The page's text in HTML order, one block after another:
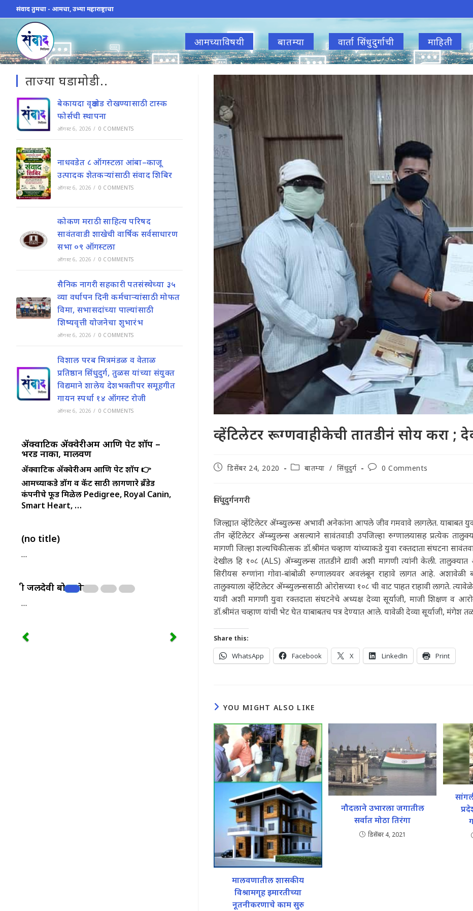
to
content
संवाद तुमचा - आमचा, उभ्या महाराष्ट्राचा
आमच्याविषयी बातम्या वार्ता सिंधुदुर्गाची माहिती
व्हेंटिलेटर रूग्णवाहीकेची तातडीनं सोय करा ;
Postडिसेंबर 24, 2020
Postबातम्या / सिंधुदुर्ग
Post0 Comments
सिंधुदुर्गनगरी
जिल्ह्यात व्हेंटिलेटर ॲम्ब्युलन्स अभावी अनेकांना आपले जीव गमवावे लागलेत. याबाबत
तीन व्हेंटिलेटर ॲम्ब्युलन्स असल्याने सावंतवाडी उपजिल्हा रुग्णालयासह प्रत्येक
मागणी जिल्हा शल्यचिकीत्सक डॉ.श्रीमंत चव्हाण यांच्याकडे युवा रक्तदाता संघटना
देखील हि १०८ (ALS) ॲम्ब्युलन्स तातडीने द्यावी अशी मागणी त्यांनी केली.
सिरीयस रुग्णांना गोवा-बांबोळी रुग्णालयवर अवलंबून राहावे लागत आहे.
तालुक्याला व्हेंटिलेटर ॲम्ब्युलन्ससाठी ओरोसच्या १०८ ची वाट पाहत राहावी लागते.
यावी अशी मागणी युवा रक्तदाता संघटनेचे अध्यक्ष देव्या सूर्याजी, माजी शिक्षण व
डॉ.श्रीमंत चव्हाण यांची भेट घेत याबाबतच पत्र देण्यात आले. यावेळी देव्या सूर्याजी,
Share this:
WhatsApp Facebook X LinkedIn Print
YOU MIGHT ALSO LIKE
मालवणातील शासकीय
विश्रामगृह इमारतीच्या
नूतनीकरणाचे काम सुरु
नौदलाने उभारला जगातील
सर्वात मोठा तिरंगा
डिसेंबर 4, 2021
ताज्या घडामोडी..
बेकायदा वृक्षतोड रोखण्यासाठी टास्क
फोर्सची स्थापना
ऑगस्ट 6, 2026 / 0 COMMENTS
नाधवडेत ८ ऑगस्टला आंबा–काजू
उत्पादक शेतकऱ्यांसाठी संवाद शिबिर
ऑगस्ट 6, 2026 / 0 COMMENTS
कोकण मराठी साहित्य परिषद
सावंतवाडी शाखेची वार्षिक सर्वसाधारण
सभा ०९ ऑगस्टला
ऑगस्ट 6, 2026 / 0 COMMENTS
सैनिक नागरी सहकारी पतसंस्थेच्या ३५
व्या वर्धापन दिनी कर्मचाऱ्यांसाठी मोफत
विमा, सभासदांच्या पाल्यांसाठी
शिष्यवृत्ती योजनेचा शुभारंभ
ऑगस्ट 6, 2026 / 0 COMMENTS
विशाल परब मित्रमंडळ व वेताळ
प्रतिष्ठान सिंधुदुर्ग, तुळस यांच्या संयुक्त
विद्यमाने शालेय देशभक्तीपर समूहगीत
गायन स्पर्धा १४ ऑगस्ट रोजी
ऑगस्ट 6, 2026 / 0 COMMENTS
ॲक्वाटिक ॲक्वेरीअम आणि पेट शॉप –
भरड नाका, मालवण
ॲक्वाटिक ॲक्वेरीअम आणि पेट शॉप👉
आमच्याकडे डॉग व कॅट साठी लागणारे ब्रँडेड
कंपनीचे फूड मिळेल Pedigree, Royal Canin,
Smart Heart, …
(no title)
…
श्री जलदेवी बोअरवेल
…